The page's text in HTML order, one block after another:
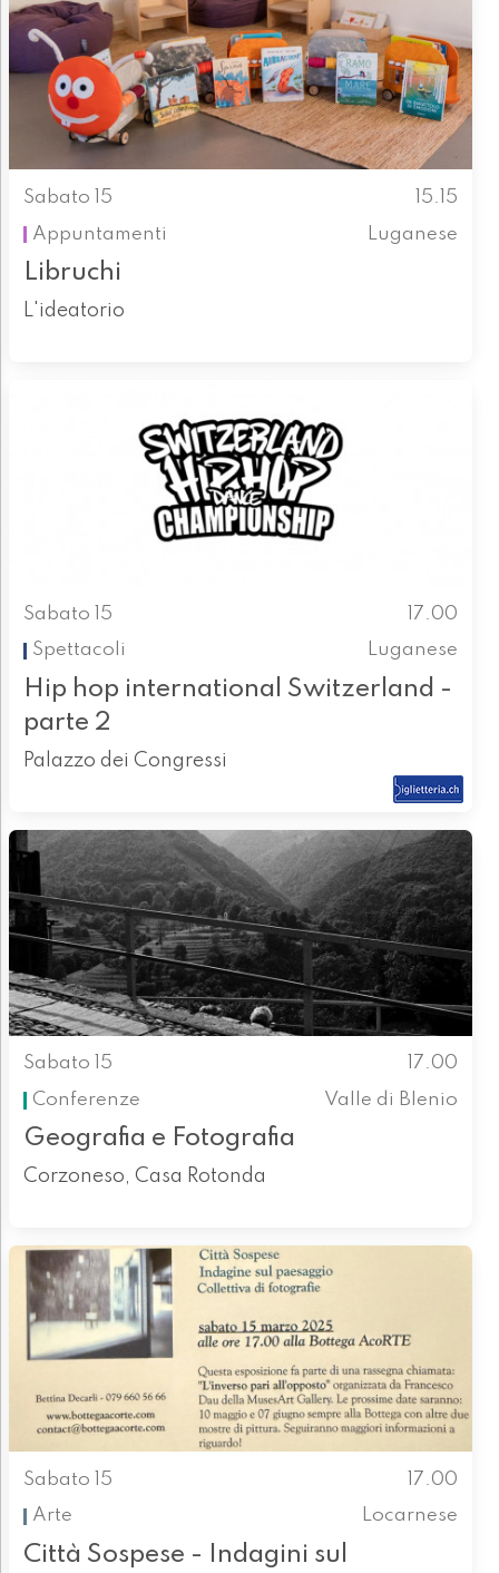
Sabato 15
15.15
Appuntamenti
Luganese
Libruchi
L'ideatorio
Sabato 15
17.00
Spettacoli
Luganese
Hip hop international Switzerland -
parte 2
Palazzo dei Congressi
Sabato 15
17.00
Conferenze
Valle di Blenio
Geografia e Fotografia
Corzoneso, Casa Rotonda
Sabato 15
17.00
Arte
Locarnese
Città Sospese - Indagini sul